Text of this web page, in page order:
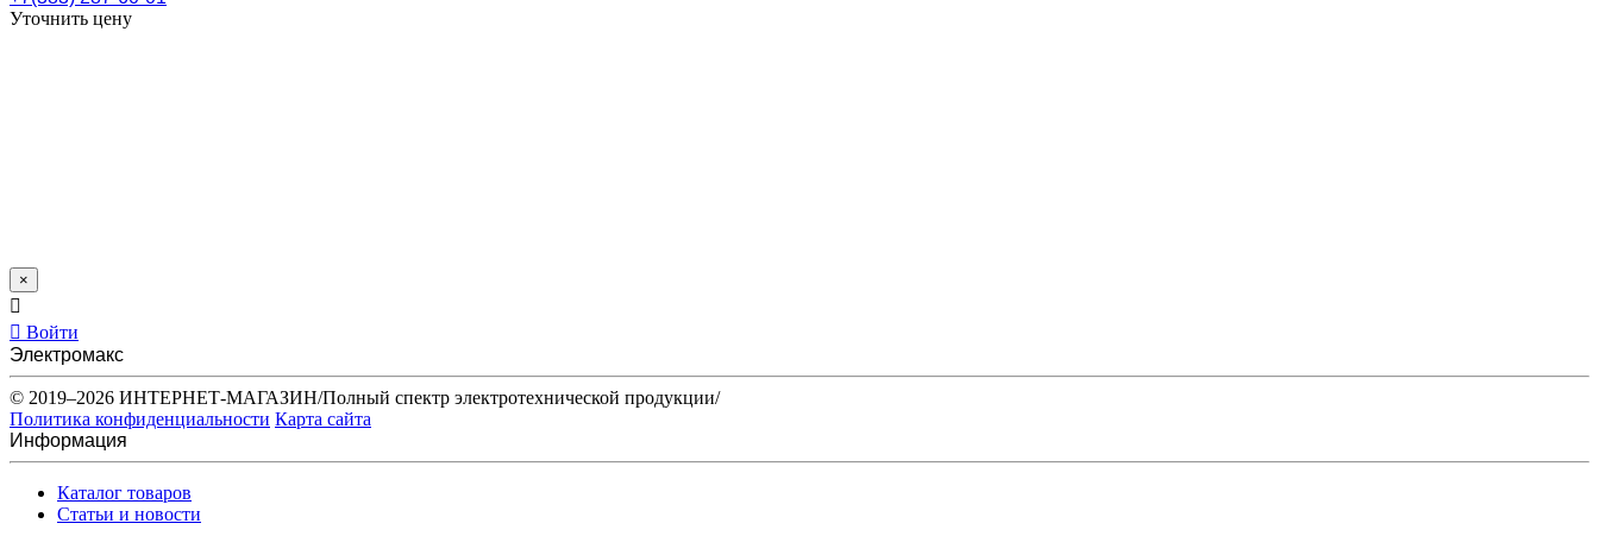
Уточнить цену
×
Войти
Электромакс
© 2019–2026 ИНТЕРНЕТ-МАГАЗИН/Полный спектр электротехнической продукции/
Политика конфиденциальности Карта сайта
Информация
Каталог товаров
Статьи и новости